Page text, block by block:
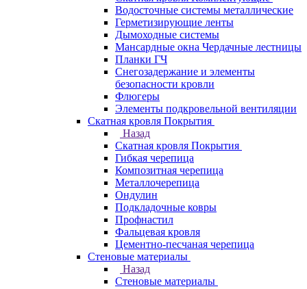
Водосточные системы металлические
Герметизирующие ленты
Дымоходные системы
Мансардные окна Чердачные лестницы
Планки ГЧ
Снегозадержание и элементы
безопасности кровли
Флюгеры
Элементы подкровельной вентиляции
Скатная кровля Покрытия
Назад
Скатная кровля Покрытия
Гибкая черепица
Композитная черепица
Металлочерепица
Ондулин
Подкладочные ковры
Профнастил
Фальцевая кровля
Цементно-песчаная черепица
Стеновые материалы
Назад
Стеновые материалы